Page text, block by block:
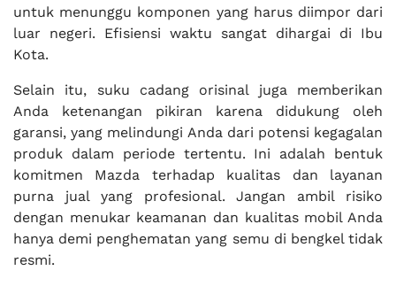
untuk menunggu komponen yang harus diimpor dari
luar negeri. Efisiensi waktu sangat dihargai di Ibu
Kota.
Selain itu, suku cadang orisinal juga memberikan
Anda ketenangan pikiran karena didukung oleh
garansi, yang melindungi Anda dari potensi kegagalan
produk dalam periode tertentu. Ini adalah bentuk
komitmen Mazda terhadap kualitas dan layanan
purna jual yang profesional. Jangan ambil risiko
dengan menukar keamanan dan kualitas mobil Anda
hanya demi penghematan yang semu di bengkel tidak
resmi.